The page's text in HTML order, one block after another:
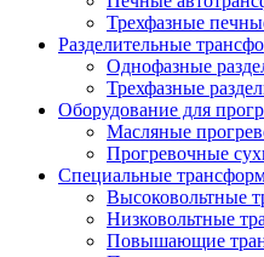
Трехфазные
Разделительные
Однофазные
Трехфазные
Оборудование для
Масляные
Прогревочные
Специальные
Высоковольтные
Низковольтные
Повышающие